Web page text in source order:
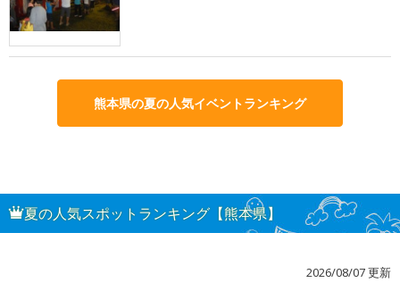
熊本県の夏の人気イベントランキング
夏の人気スポットランキング【熊本県】
2026/08/07 更新